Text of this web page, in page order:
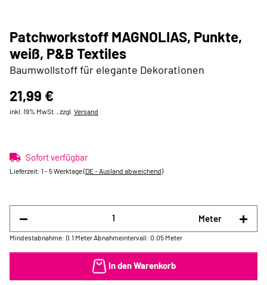
Patchworkstoff MAGNOLIAS, Punkte,
weiß, P&B Textiles
Baumwollstoff für elegante Dekorationen
21,99 €
inkl. 19% MwSt. , zzgl. Versand
Sofort verfügbar
Lieferzeit: 1 - 5 Werktage(DE - Ausland abweichend)
Meter
Mindestabnahme: 0.1 Meter Abnahmeintervall: 0.05 Meter
In den Warenkorb